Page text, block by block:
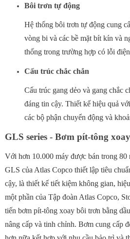
Bôi trơn tự động
Hệ thống bôi trơn tự động cung
vòng bi và các bề mặt bít kín và
thống trong trường hợp có lỗi
Cấu trúc chắc chắn
Cấu trúc gang dẻo và gang chắc
đáng tin cậy. Thiết kế hiệu quả
các bộ phận chuyển động và
GLS series - Bơm pít-tông
Với hơn 10.000 máy được bán trong 80
GLS của Atlas Copco thiết lập tiêu
cậy, là thiết kế tiết kiệm không gian,
một phần của Tập đoàn Atlas Copco,
tiến bơm pít-tông xoay bôi trơn bằng
nâng cấp và tinh chỉnh. Bơm cung cấp